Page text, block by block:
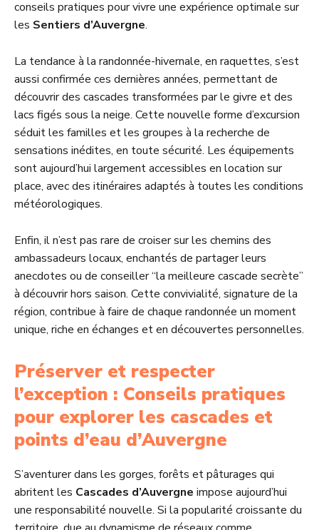
conseils pratiques pour vivre une expérience optimale sur
les Sentiers d’Auvergne.
La tendance à la randonnée-hivernale, en raquettes, s’est
aussi confirmée ces dernières années, permettant de
découvrir des cascades transformées par le givre et des
lacs figés sous la neige. Cette nouvelle forme d’excursion
séduit les familles et les groupes à la recherche de
sensations inédites, en toute sécurité. Les équipements
sont aujourd’hui largement accessibles en location sur
place, avec des itinéraires adaptés à toutes les conditions
météorologiques.
Enfin, il n’est pas rare de croiser sur les chemins des
ambassadeurs locaux, enchantés de partager leurs
anecdotes ou de conseiller “la meilleure cascade secrète”
à découvrir hors saison. Cette convivialité, signature de la
région, contribue à faire de chaque randonnée un moment
unique, riche en échanges et en découvertes personnelles.
Préserver et respecter
l’exception : Conseils pratiques
pour explorer les cascades et
points d’eau d’Auvergne
S’aventurer dans les gorges, forêts et pâturages qui
abritent les Cascades d’Auvergne impose aujourd’hui
une responsabilité nouvelle. Si la popularité croissante du